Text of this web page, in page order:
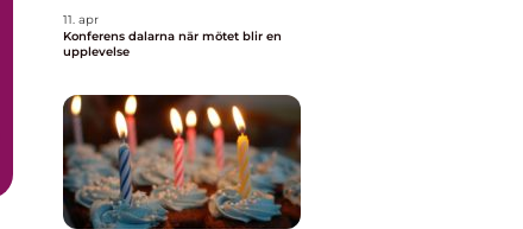
11. apr
Konferens dalarna när mötet blir en
upplevelse